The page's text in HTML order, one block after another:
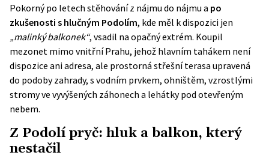
Pokorný po letech stěhování z nájmu do nájmu a po
zkušenosti s hlučným Podolím, kde měl k dispozici jen
„malinký balkonek“, vsadil na opačný extrém. Koupil
mezonet mimo vnitřní Prahu, jehož hlavním tahákem není
dispozice ani adresa, ale prostorná střešní terasa upravená
do podoby zahrady, s vodním prvkem, ohništěm, vzrostlými
stromy ve vyvýšených záhonech a lehátky pod otevřeným
nebem.
Z Podolí pryč: hluk a balkon, který
nestačil